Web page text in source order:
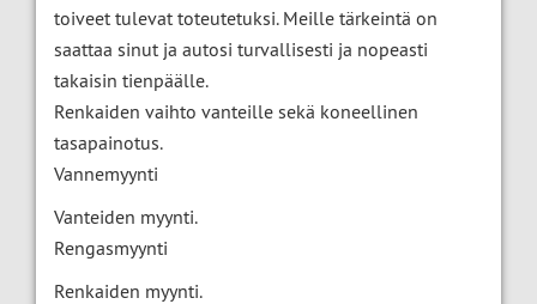
toiveet tulevat toteutetuksi. Meille tärkeintä on
saattaa sinut ja autosi turvallisesti ja nopeasti
takaisin tienpäälle.
Renkaiden vaihto vanteille sekä koneellinen
tasapainotus.
Vannemyynti
Vanteiden myynti.
Rengasmyynti
Renkaiden myynti.